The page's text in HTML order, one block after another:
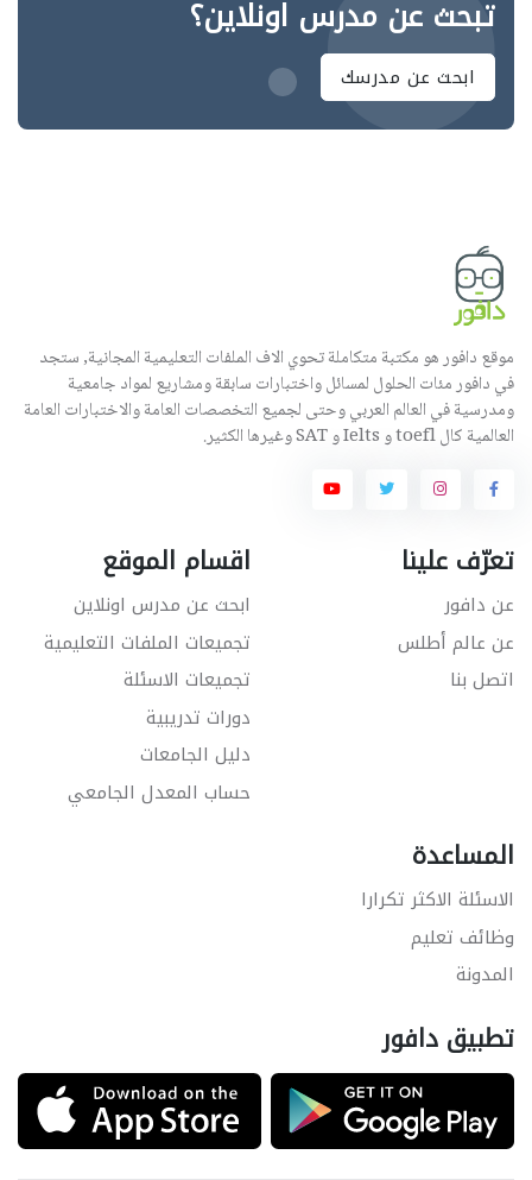
تبحث عن مدرس اونلاين؟
ابحث عن مدرسك
موقع دافور هو مكتبة متكاملة تحوي الاف الملفات التعليمية المجانية, ستجد
في دافور مئات الحلول لمسائل واختبارات سابقة ومشاريع لمواد جامعية
ومدرسية في العالم العربي وحتى لجميع التخصصات العامة والاختبارات العامة
العالمية كال toefl و Ielts و SAT وغيرها الكثير.
تعرّف علينا
عن دافور
عن عالم أطلس
اتصل بنا
اقسام الموقع
ابحث عن مدرس اونلاين
تجميعات الملفات التعليمية
تجميعات الاسئلة
دورات تدريبية
دليل الجامعات
حساب المعدل الجامعي
المساعدة
الاسئلة الاكثر تكرارا
وظائف تعليم
المدونة
تطبيق دافور